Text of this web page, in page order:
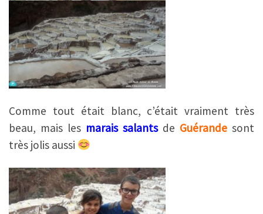
Comme tout était blanc, c’était vraiment très
beau, mais les marais salantsde Guérande sont
très jolis aussi